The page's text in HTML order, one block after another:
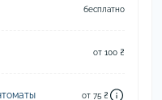
бесплатно
от 100 ₴
от 75 ₴